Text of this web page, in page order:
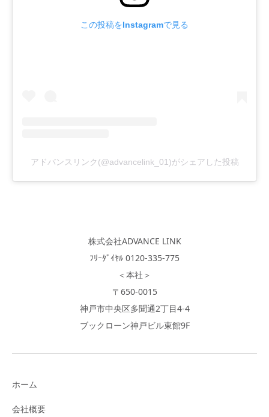
この投稿をInstagramで見る
アドバンスリンク(@advancelink_01)がシェアした投稿
株式会社ADVANCE LINK
ﾌﾘｰﾀﾞｲﾔﾙ 0120-335-775
＜本社＞
〒650-0015
神戸市中央区多聞通2丁目4-4
ブックローン神戸ビル東館9F
ホーム
会社概要